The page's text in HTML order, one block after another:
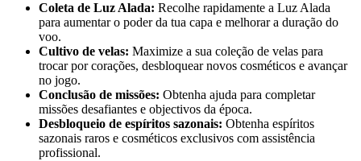
Coleta de Luz Alada: Recolhe rapidamente a Luz Alada
para aumentar o poder da tua capa e melhorar a duração do
voo.
Cultivo de velas: Maximize a sua coleção de velas para
trocar por corações, desbloquear novos cosméticos e avançar
no jogo.
Conclusão de missões: Obtenha ajuda para completar
missões desafiantes e objectivos da época.
Desbloqueio de espíritos sazonais: Obtenha espíritos
sazonais raros e cosméticos exclusivos com assistência
profissional.